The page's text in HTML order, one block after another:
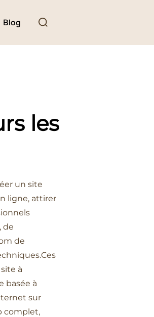
Blog
Rechercher :
les
un site
ligne, attirer
de
de
à
basée à
sur
complet,